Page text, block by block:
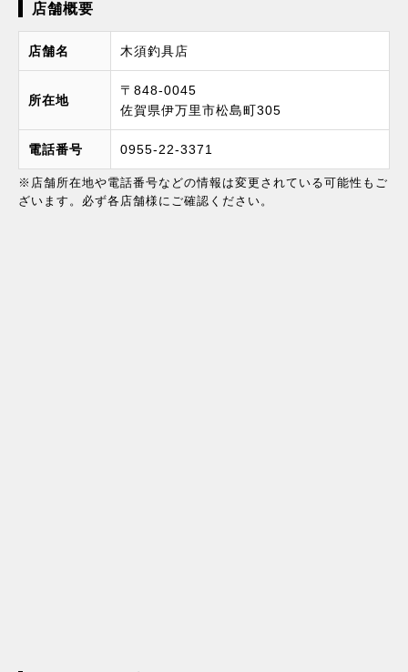
店舗概要
店舗名 木須釣具店
所在地
〒848-0045
佐賀県伊万里市松島町305
電話番号 0955-22-3371
※店舗所在地や電話番号などの情報は変更されている可能性もご
ざいます。必ず各店舗様にご確認ください。